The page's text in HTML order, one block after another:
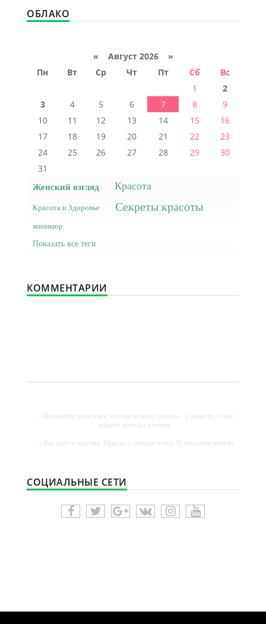
ОБЛАКО
« Август 2026 »
Пн
Вт Ср Чт Пт Сб
Вс
1
2
3
4 5 6 7 8
9
10
11 12 13 14 15
16
17
18 19 20 21 22
23
24
25 26 27 28 29
30
31
Женский взгляд Красота
Красота и Здоровье Секреты красоты
маникюр
Показать все теги
КОММЕНТАРИИ
-- Начинайте делать все, что вы можете сделать – и даже то, о чем
можете хотя бы мечтать.
-- Все дело в мыслях. Мысль — начало всего. И мыслями можно
-- Идите уверенно по направлению к мечте. Живите той жизнью,
которую вы сами себе придумали.
-- Самое большое богатство — это ум. Самая большая нищета —
глупость. Из всех страхов самый пугающий — самолюбование.
СОЦИАЛЬНЫЕ СЕТИ